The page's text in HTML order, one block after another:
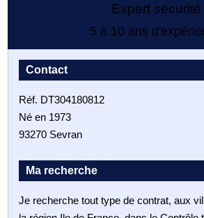
Expert sécurité
5 à 10 ans
Contact
Réf. DT304180812
Né en 1973
93270 Sevran
Ma recherche
Je recherche tout type de contrat, aux